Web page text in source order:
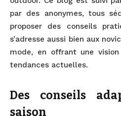
par des anonymes, tous
proposer des conseils
s’adresse aussi bien aux
mode, en offrant une
tendances actuelles.
Des conseils
saison​